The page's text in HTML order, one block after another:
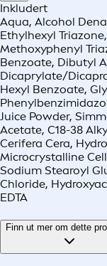
Inkludert
Aqua, Alcohol
Ethylhexyl
Methoxyphenyl
Benzoate, Dibutyl
Dicaprylate/
Hexyl Benzoate,
Juice Powder,
Acetate, C18-38
Cerifera Cera,
Microcrystalline
Sodium Stearoyl
Chloride,
EDTA
Finn ut mer om dette